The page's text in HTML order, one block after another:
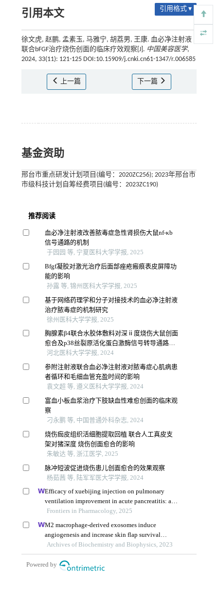
引用本文 引用格式 ▾
徐文虎, 赵鹏, 孟素玉, 马雅宁, 胡荔男, 王康. 血必净注射液
联合bFGF治疗烧伤创面的临床疗效观察[J]. 中国美容医学,
2024, 33(11): 121-125 DOI:10.15909/j.cnki.cn61-1347/r.006585
上一篇 下一篇
基金资助
邢台市重点研发计划项目(编号：2020ZC256); 2023年邢台市
市级科技计划自筹经费项目(编号：2023ZC190)